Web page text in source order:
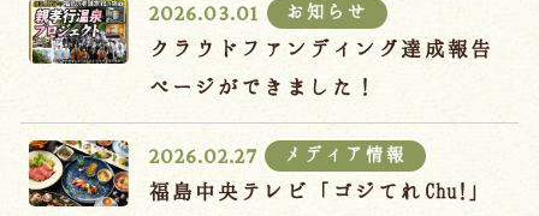
2026.03.01 お知らせ
クラウドファンディング達成報告
ページができました！
2026.02.27 メディア情報
福島中央テレビ「ゴジてれChu!」
オンラインショップ
吉川屋×温泉むすめ
Follow us